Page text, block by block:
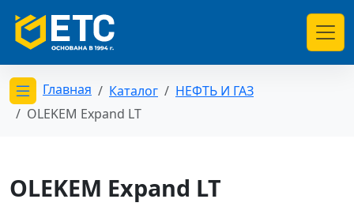
Открыть меню категорий
Главная Каталог
НЕФТЬ И ГАЗ
OLEKEM Expand LT
OLEKEM Expand LT